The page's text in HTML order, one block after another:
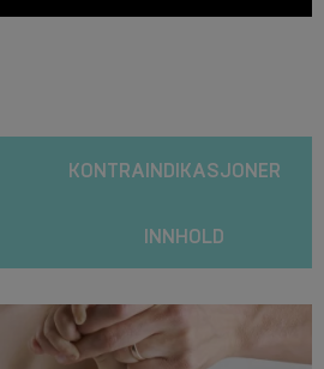
KONTRAINDIKASJONER
INNHOLD